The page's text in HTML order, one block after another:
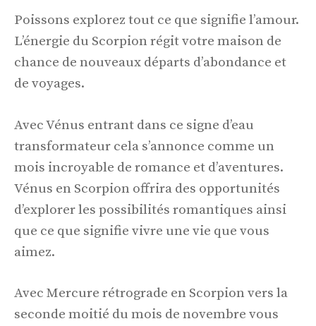
Poissons explorez tout ce que signifie l’amour.
L’énergie du Scorpion régit votre maison de
chance de nouveaux départs d’abondance et
de voyages.
Avec Vénus entrant dans ce signe d’eau
transformateur cela s’annonce comme un
mois incroyable de romance et d’aventures.
Vénus en Scorpion offrira des opportunités
d’explorer les possibilités romantiques ainsi
que ce que signifie vivre une vie que vous
aimez.
Avec Mercure rétrograde en Scorpion vers la
seconde moitié du mois de novembre vous